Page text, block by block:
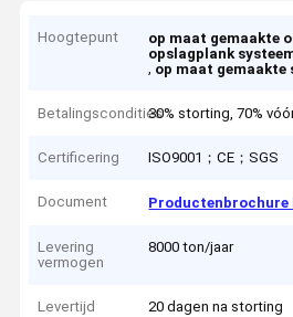
Hoogtepunt op maat gemaakte
opslagplank
, op maat
Betalingscondities30% storting, 70%
Certificering ISO9001；CE；SGS
Document Productenbrochure
Levering
vermogen
8000 ton/jaar
Levertijd 20 dagen na storting